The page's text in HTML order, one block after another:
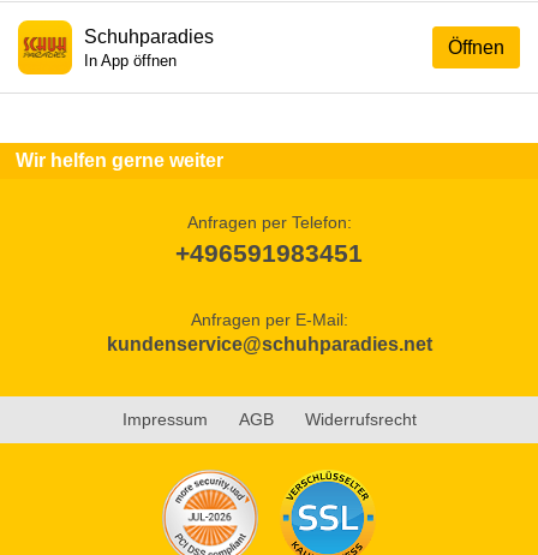
Öffnen
Schuhparadies
In App öffnen
Wir helfen gerne weiter
Anfragen per Telefon:
+496591983451
Anfragen per E-Mail:
kundenservice@schuhparadies.net
Impressum AGB Widerrufsrecht